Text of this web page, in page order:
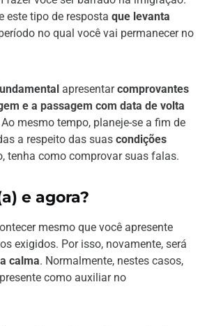
este tipo de resposta que levanta
no qual você vai permanecer no
apresentarcomprovantes
e a passagem com data de volta
Ao mesmo tempo, planeje-se a fim de
a respeito das suas condições
tenha como comprovar suas falas.
e agora?
mesmo que você apresente
exigidos. Por isso, novamente, será
calma. Normalmente, nestes casos,
como auxiliar no